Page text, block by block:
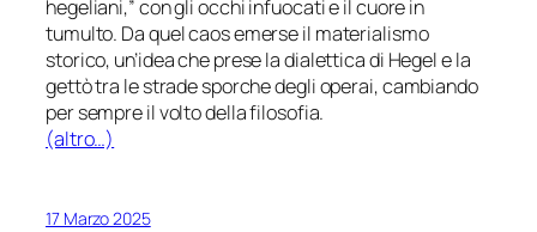
hegeliani,” con gli occhi infuocati e il cuore in
tumulto. Da quel caos emerse il materialismo
storico, un’idea che prese la dialettica di Hegel e la
gettò tra le strade sporche degli operai, cambiando
per sempre il volto della filosofia.
(altro…)
17 Marzo 2025